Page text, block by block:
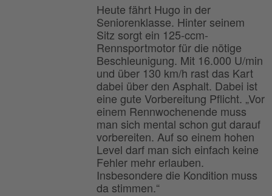
Heute fährt Hugo in der
Seniorenklasse. Hinter seinem
Sitz sorgt ein 125-ccm-
Rennsportmotor für die nötige
Beschleunigung. Mit 16.000 U/min
und über 130 km/h rast das Kart
dabei über den Asphalt. Dabei ist
eine gute Vorbereitung Pflicht. „Vor
einem Rennwochenende muss
man sich mental schon gut darauf
vorbereiten. Auf so einem hohen
Level darf man sich einfach keine
Fehler mehr erlauben.
Insbesondere die Kondition muss
da stimmen.“